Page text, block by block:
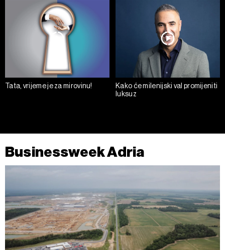
Tata, vrijeme je za mirovinu!
Kako će milenijski val promijeniti
luksuz
Businessweek Adria